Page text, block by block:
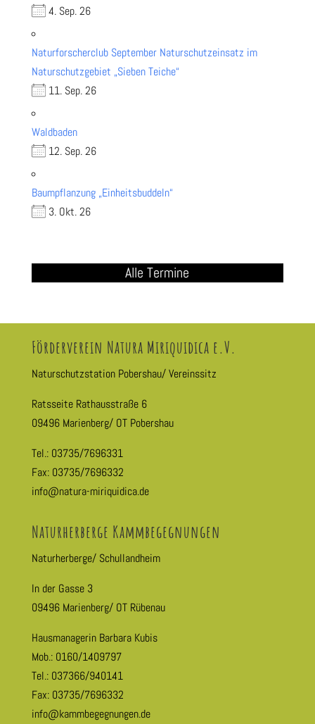
4. Sep. 26
Naturforscherclub September Naturschutzeinsatz im
Naturschutzgebiet „Sieben Teiche“
11. Sep. 26
Waldbaden
12. Sep. 26
Baumpflanzung „Einheitsbuddeln“
3. Okt. 26
Alle Termine
Förderverein Natura Miriquidica e.V.
Naturschutzstation Pobershau/ Vereinssitz
Ratsseite Rathausstraße 6
09496 Marienberg/ OT Pobershau
Tel.: 03735/7696331
Fax: 03735/7696332
info@natura-miriquidica.de
Naturherberge Kammbegegnungen
Naturherberge/ Schullandheim
In der Gasse 3
09496 Marienberg/ OT Rübenau
Hausmanagerin Barbara Kubis
Mob.: 0160/1409797
Tel.: 037366/940141
Fax: 03735/7696332
info@kammbegegnungen.de